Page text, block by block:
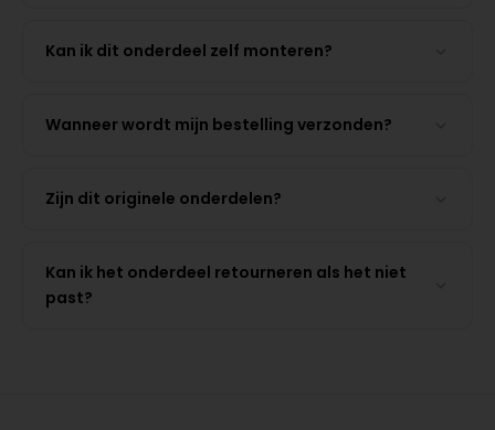
Kan ik dit onderdeel zelf monteren?
Wanneer wordt mijn bestelling verzonden?
Zijn dit originele onderdelen?
Kan ik het onderdeel retourneren als het niet
past?